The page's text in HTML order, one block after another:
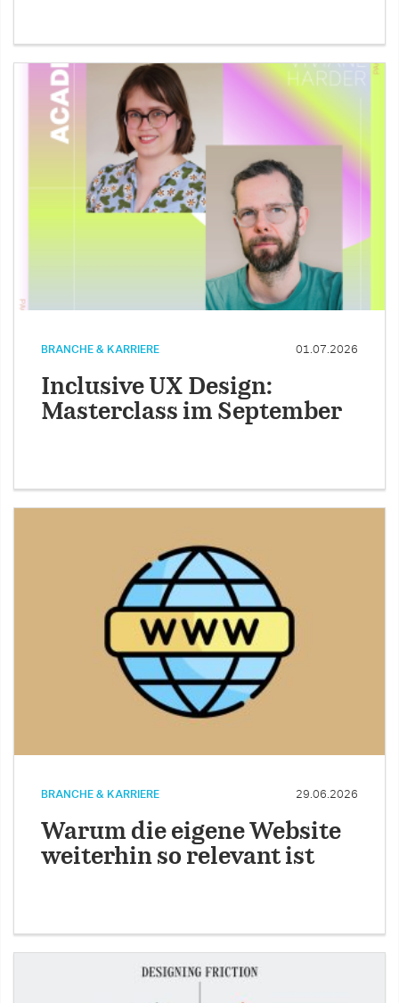
BRANCHE & KARRIERE 01.07.2026
Inclusive UX Design:
Masterclass im September
BRANCHE & KARRIERE 29.06.2026
Warum die eigene Website
weiterhin so relevant ist